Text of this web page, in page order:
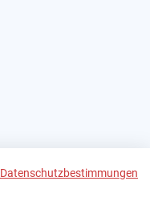
Datenschutzbestimmungen